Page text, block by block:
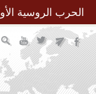
الحرب الروسية